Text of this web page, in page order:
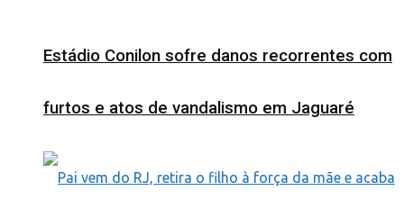
Estádio Conilon sofre danos recorrentes com
furtos e atos de vandalismo em Jaguaré